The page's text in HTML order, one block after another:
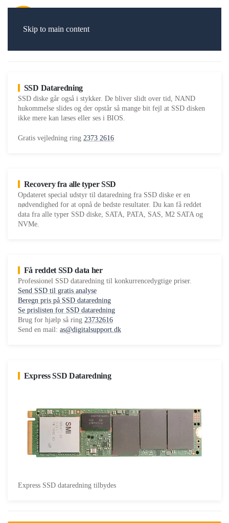
Skip to main content
SSD Dataredning
SSD diske går også i stykker. De bliver slidt over tid, NAND
hukommelse slides og der opstår så mange bit fejl at SSD disken
ikke mere kan læses eller ses i BIOS.
Gratis vejledning ring 2373 2616
Recovery fra alle typer SSD
Opdateret special udstyr til dataredning fra SSD diske er en
nødvendighed for at opnå de bedste resultater. Du kan få reddet
data fra alle typer SSD diske, SATA, PATA, SAS, M2 SATA og
NVMe.
Få reddet SSD data her
Professionel SSD dataredning til konkurrencedygtige priser.
Send SSD til gratis analyse
Beregn pris på SSD dataredning
Se prislisten for SSD dataredning
Brug for hjælp så ring 23732616
Send en mail: as@digitalsupport.dk
Express SSD Dataredning
Express SSD dataredning tilbydes